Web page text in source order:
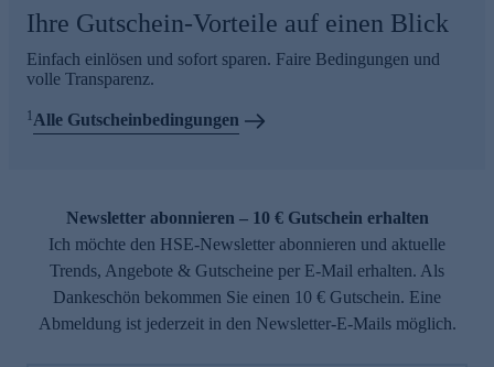
Ihre Gutschein-Vorteile auf einen Blick
Einfach einlösen und sofort sparen. Faire Bedingungen und
volle Transparenz.
1Alle Gutscheinbedingungen
Newsletter abonnieren – 10 € Gutschein erhalten
Ich möchte den HSE-Newsletter abonnieren und aktuelle
Trends, Angebote & Gutscheine per E-Mail erhalten. Als
Dankeschön bekommen Sie einen 10 € Gutschein. Eine
Abmeldung ist jederzeit in den Newsletter-E-Mails möglich.